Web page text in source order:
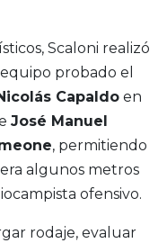
Scaloni realizó
probado el
Capaldo en
José Manuel
, permitiendo
algunos metros
ofensivo.
rodaje, evaluar